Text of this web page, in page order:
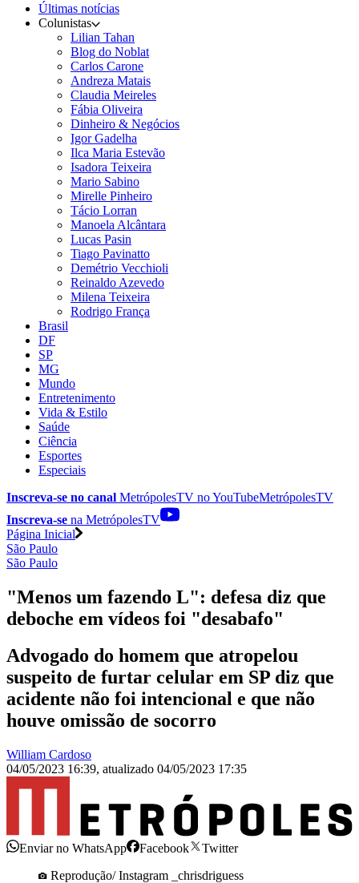
Últimas notícias
Colunistas
Lilian Tahan
Blog do Noblat
Carlos Carone
Andreza Matais
Claudia Meireles
Fábia Oliveira
Dinheiro & Negócios
Igor Gadelha
Ilca Maria Estevão
Isadora Teixeira
Mario Sabino
Mirelle Pinheiro
Tácio Lorran
Manoela Alcântara
Lucas Pasin
Tiago Pavinatto
Demétrio Vecchioli
Reinaldo Azevedo
Milena Teixeira
Rodrigo França
Brasil
DF
SP
MG
Mundo
Entretenimento
Vida & Estilo
Saúde
Ciência
Esportes
Especiais
Inscreva-se no canal MetrópolesTV noYouTubeMetrópolesTV
Inscreva-se na MetrópolesTV
Página Inicial
São Paulo
São Paulo
"Menos um fazendo L": defesa diz que
deboche em vídeos foi "desabafo"
Advogado do homem que atropelou
suspeito de furtar celular em SP diz que
acidente não foi intencional e que não
houve omissão de socorro
William Cardoso
04/05/2023 16:39, atualizado 04/05/2023 17:35
Enviar no WhatsApp Facebook
Twitter
Reprodução/ Instagram _chrisdriguess